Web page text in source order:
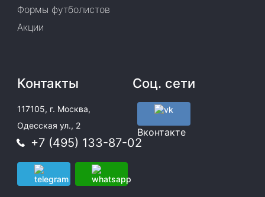
Формы футболистов
Акции
Контакты
117105, г. Москва,
Одесская ул., 2
+7 (495) 133-87-02
Соц. сети
Вконтакте